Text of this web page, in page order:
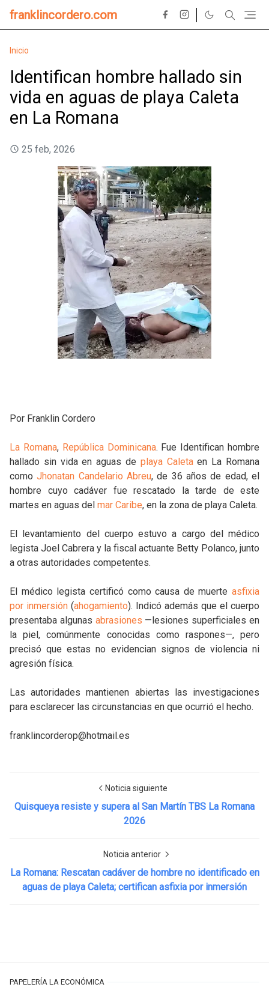
franklincordero.com
Inicio
Identifican hombre hallado sin
vida en aguas de playa Caleta
en La Romana
25 feb, 2026
Por Franklin Cordero
La Romana, República Dominicana. Fue Identifican hombre
hallado sin vida en aguas de playa Caletaen La Romana
comoJhonatan Candelario Abreu, de 36 años de edad, el
hombre cuyo cadáver fue rescatado la tarde de este
martes en aguas del mar Caribe, en la zona de playa Caleta.
El levantamiento del cuerpo estuvo a cargo del médico
legista Joel Cabrera y la fiscal actuante Betty Polanco, junto
a otras autoridades competentes.
El médico legista certificó como causa de muerte asfixia
por inmersión (ahogamiento). Indicó además que el cuerpo
presentaba algunas abrasiones —lesiones superficiales en
la piel, comúnmente conocidas como raspones—, pero
precisó que estas no evidencian signos de violencia ni
agresión física.
Las autoridades mantienen abiertas las investigaciones
para esclarecer las circunstancias en que ocurrió el hecho.
franklincorderop@hotmail.es
Noticia siguiente
Quisqueya resiste y supera al San Martín TBS La Romana
2026
Noticia anterior
La Romana: Rescatan cadáver de hombre no identificado en
aguas de playa Caleta; certifican asfixia por inmersión
PAPELERÍA LA ECONÓMICA